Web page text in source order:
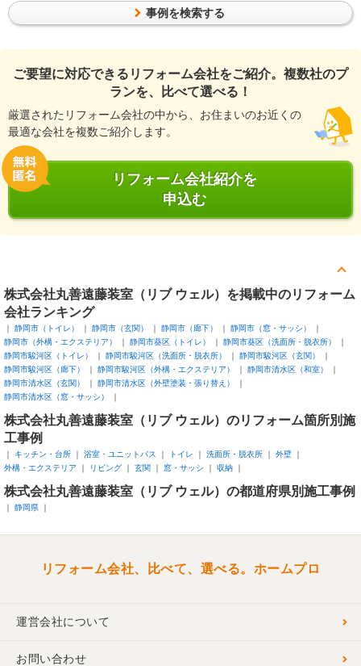
事例を検索する
ご要望に対応できるリフォーム会社をご紹介。複数社のプ
ランを、比べて選べる！
厳選されたリフォーム会社の中から、お住まいのお近くの
最適な会社を複数ご紹介します。
リフォーム会社紹介を
申込む
株式会社丸善遠藤装室（リブ ウェル）を掲載中のリフォーム
会社ランキング
静岡市（トイレ） 静岡市（玄関） 静岡市（廊下）
静岡市（窓・サッシ）
静岡市（外構・エクステリア）
静岡市葵区（トイレ）
静岡市葵区（洗面所・脱衣所）
静岡市駿河区（トイレ）
静岡市駿河区（洗面所・脱衣所）
静岡市駿河区（玄関）
静岡市駿河区（廊下）
静岡市駿河区（外構・エクステリア）
静岡市清水区（和室）
静岡市清水区（玄関）
静岡市清水区（外壁塗装・張り替え）
静岡市清水区（窓・サッシ）
株式会社丸善遠藤装室（リブ ウェル）のリフォーム箇所別施
工事例
キッチン・台所 浴室・ユニットバス トイレ 洗面所・脱衣所
外壁
外構・エクステリア
リビング 玄関 窓・サッシ 収納
株式会社丸善遠藤装室（リブ ウェル）の都道府県別施工事例
静岡県
リフォーム会社、比べて、選べる。ホームプロ
運営会社について
お問い合わせ